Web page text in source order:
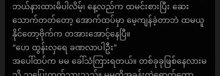
ဘယ်နားထားမိပါလိမ့်၊ နေ့လည်က ထမင်းစားပြီး ဆေး
သောက်တတ်တော့ အောက်ထပ်မှာ မေ့ကျန်ခဲ့တာဘဲ ထမယူ
နိုင်တော့ဗိုက်က တအားအောင့်နေပြီ။
“ဟေ ထွန်းလှရေ ခဏလာပါဦး”
အပေါ်ထပ်က မမ ခေါ်သံကြားရတယ်။ တစ်ခုခုဖြစ်နေလားမ